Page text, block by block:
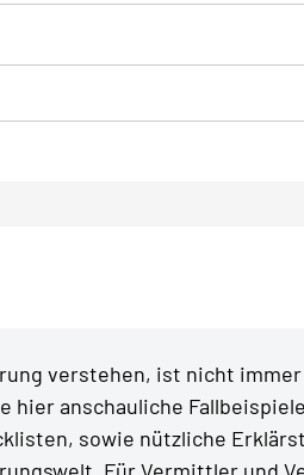
verstehen, ist nicht immer
hier anschauliche
sowie nützliche